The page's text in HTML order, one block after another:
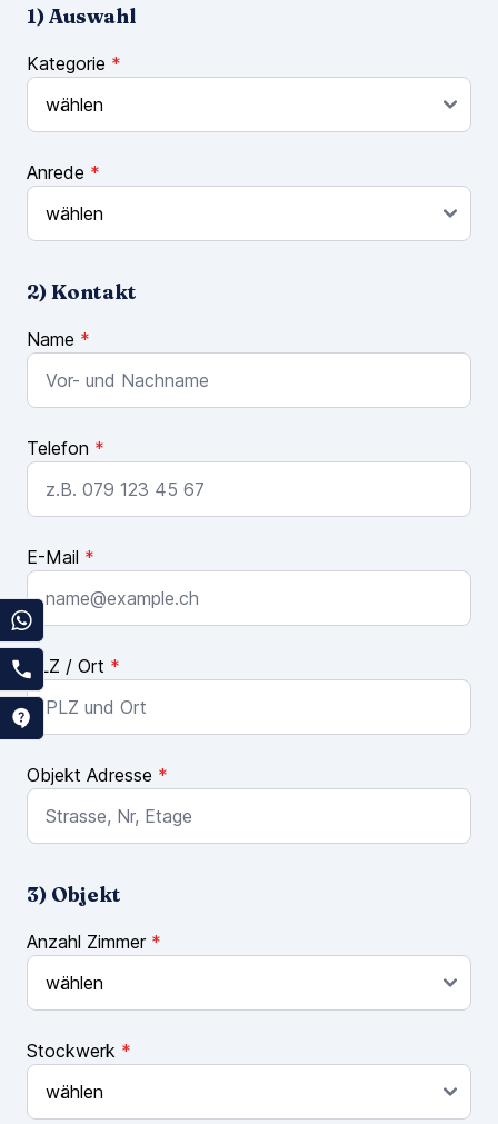
1) Auswahl
Kategorie *
Anrede *
2) Kontakt
Name *
Telefon *
E-Mail *
PLZ / Ort *
Objekt Adresse *
3) Objekt
Anzahl Zimmer *
Stockwerk *